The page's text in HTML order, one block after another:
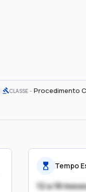
CLASSE Procedimento
Tempo
12 a 18